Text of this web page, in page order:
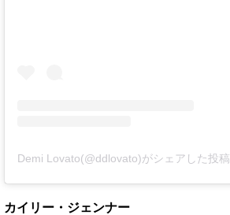
Demi Lovato(@ddlovato)がシェアした投稿
カイリー・ジェンナー